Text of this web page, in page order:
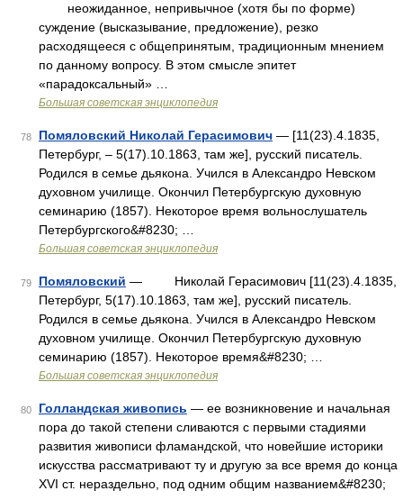
неожиданное, непривычное (хотя бы по форме)
суждение (высказывание, предложение), резко
расходящееся с общепринятым, традиционным мнением
по данному вопросу. В этом смысле эпитет
«парадоксальный» …
Большая советская энциклопедия
78 Помяловский Николай Герасимович — [11(23).4.1835,
Петербург, ‒ 5(17).10.1863, там же], русский писатель.
Родился в семье дьякона. Учился в Александро Невском
духовном училище. Окончил Петербургскую духовную
семинарию (1857). Некоторое время вольнослушатель
Петербургского&#8230; …
Большая советская энциклопедия
79 Помяловский — Николай Герасимович [11(23).4.1835,
Петербург, 5(17).10.1863, там же], русский писатель.
Родился в семье дьякона. Учился в Александро Невском
духовном училище. Окончил Петербургскую духовную
семинарию (1857). Некоторое время&#8230; …
Большая советская энциклопедия
80 Голландская живопись — ее возникновение и начальная
пора до такой степени сливаются с первыми стадиями
развития живописи фламандской, что новейшие историки
искусства рассматривают ту и другую за все время до конца
XVI ст. нераздельно, под одним общим названием&#8230;